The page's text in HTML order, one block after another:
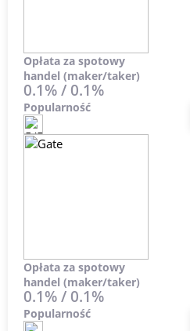
Opłata za spotowy
handel (maker/taker)
0.1% / 0.1%
Popularność
Opłata za spotowy
handel (maker/taker)
0.1% / 0.1%
Popularność